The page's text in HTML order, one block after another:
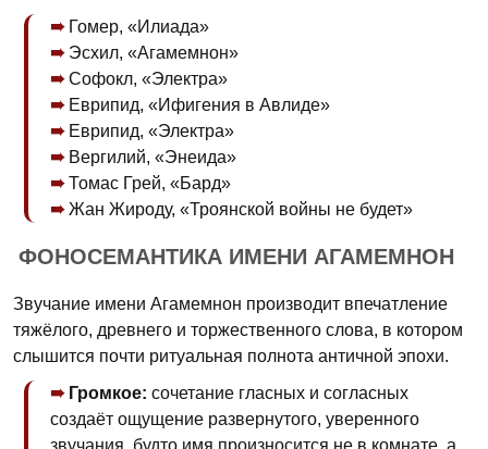
Гомер, «Илиада»
Эсхил, «Агамемнон»
Софокл, «Электра»
Еврипид, «Ифигения в Авлиде»
Еврипид, «Электра»
Вергилий, «Энеида»
Томас Грей, «Бард»
Жан Жироду, «Троянской войны не будет»
ФОНОСЕМАНТИКА ИМЕНИ АГАМЕМНОН
Звучание имени Агамемнон производит впечатление
тяжёлого, древнего и торжественного слова, в котором
слышится почти ритуальная полнота античной эпохи.
Громкое: сочетание гласных и согласных
создаёт ощущение развернутого, уверенного
звучания, будто имя произносится не в комнате, а